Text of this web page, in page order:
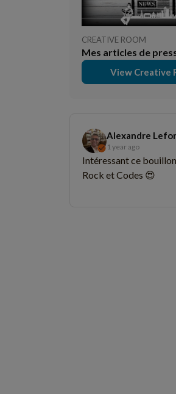
CREATIVE ROOM
Mes articles de
View Creative
Alexandre
1 year ago
Intéressant ce
Rock et Codes 😍